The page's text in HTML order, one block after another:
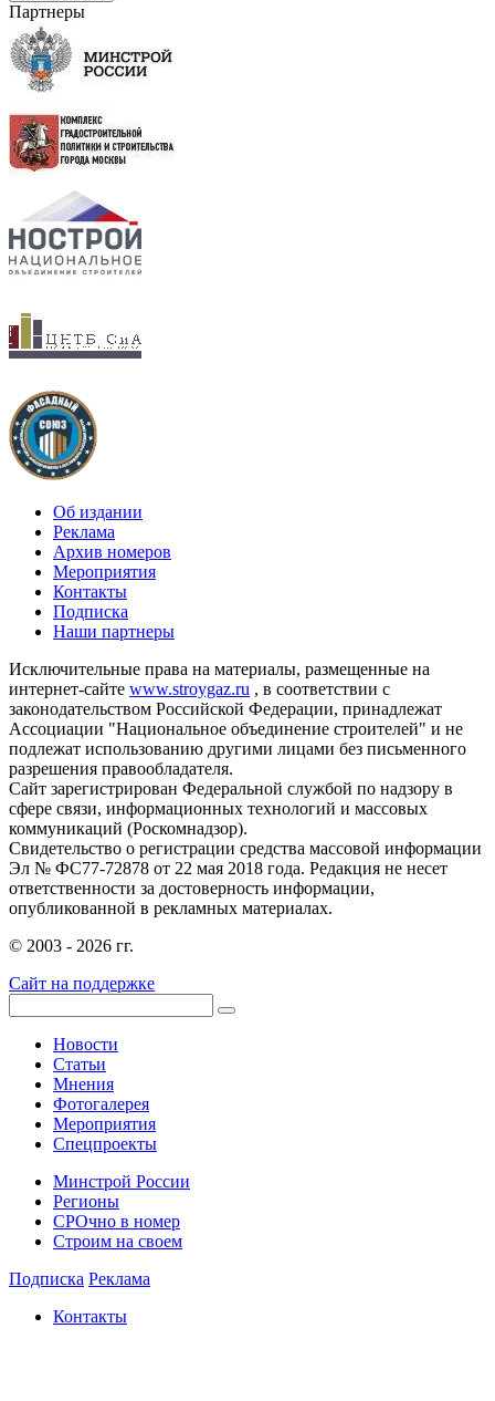
Партнеры
Об издании
Реклама
Архив номеров
Мероприятия
Контакты
Подписка
Наши партнеры
Исключительные права на материалы, размещенные на
интернет-сайте www.stroygaz.ru , в соответствии с
законодательством Российской Федерации, принадлежат
Ассоциации "Национальное объединение строителей" и не
подлежат использованию другими лицами без письменного
разрешения правообладателя.
Сайт зарегистрирован Федеральной службой по надзору в
сфере связи, информационных технологий и массовых
коммуникаций (Роскомнадзор).
Свидетельство о регистрации средства массовой информации
Эл № ФС77-72878 от 22 мая 2018 года. Редакция не несет
ответственности за достоверность информации,
опубликованной в рекламных материалах.
© 2003 - 2026 гг.
Сайт на поддержке
Новости
Статьи
Мнения
Фотогалерея
Мероприятия
Спецпроекты
Минстрой России
Регионы
СРОчно в номер
Строим на своем
Подписка Реклама
Контакты